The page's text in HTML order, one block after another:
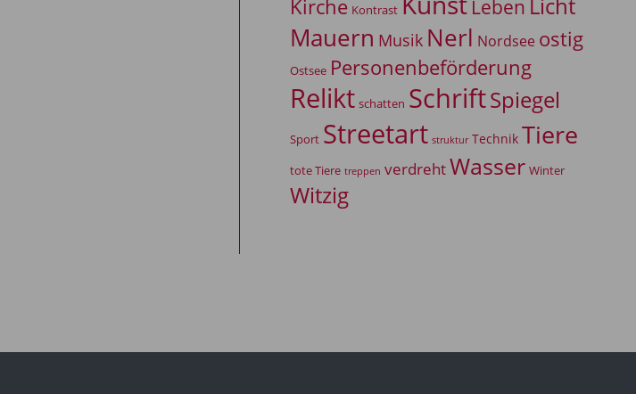
Kirche Kontrast Leben
Mauern Musik Nerl Nordsee ostig
Ostsee Personenbeförderung
Relikt schatten SchriftSpiegel
Sport Streetart struktur Technik Tiere
tote Tiere treppen verdrehtWasser Winter
Witzig